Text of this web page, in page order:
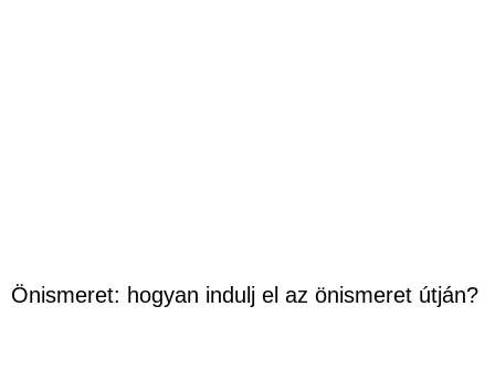
Önismeret: hogyan indulj el az önismeret útján?